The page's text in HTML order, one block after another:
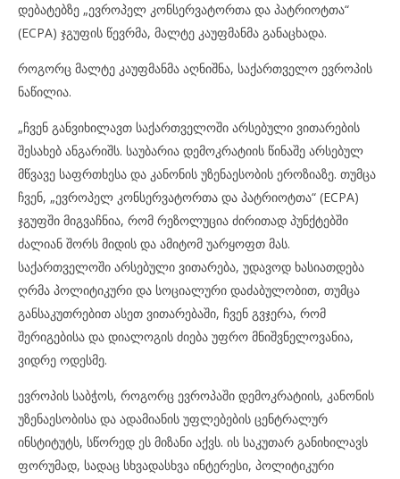
დებატებზე „ევროპელ კონსერვატორთა და პატრიოტთა“
(ECPA) ჯგუფის წევრმა, მალტე კაუფმანმა განაცხადა.
როგორც მალტე კაუფმანმა აღნიშნა, საქართველო ევროპის
ნაწილია.
„ჩვენ განვიხილავთ საქართველოში არსებული ვითარების
შესახებ ანგარიშს. საუბარია დემოკრატიის წინაშე არსებულ
მწვავე საფრთხესა და კანონის უზენაესობის ეროზიაზე. თუმცა
ჩვენ, „ევროპელ კონსერვატორთა და პატრიოტთა“ (ECPA)
ჯგუფში მიგვაჩნია, რომ რეზოლუცია ძირითად პუნქტებში
ძალიან შორს მიდის და ამიტომ უარყოფთ მას.
საქართველოში არსებული ვითარება, უდავოდ ხასიათდება
ღრმა პოლიტიკური და სოციალური დაძაბულობით, თუმცა
განსაკუთრებით ასეთ ვითარებაში, ჩვენ გვჯერა, რომ
შერიგებისა და დიალოგის ძიება უფრო მნიშვნელოვანია,
ვიდრე ოდესმე.
ევროპის საბჭოს, როგორც ევროპაში დემოკრატიის, კანონის
უზენაესობისა და ადამიანის უფლებების ცენტრალურ
ინსტიტუტს, სწორედ ეს მიზანი აქვს. ის საკუთარ განიხილავს
ფორუმად, სადაც სხვადასხვა ინტერესი, პოლიტიკური